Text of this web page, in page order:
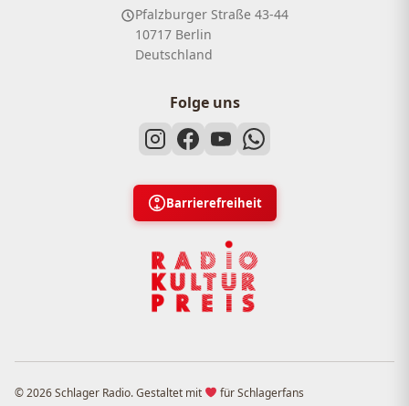
Pfalzburger Straße 43-44
10717 Berlin
Deutschland
Folge uns
Barrierefreiheit
© 2026 Schlager Radio. Gestaltet mit für Schlagerfans